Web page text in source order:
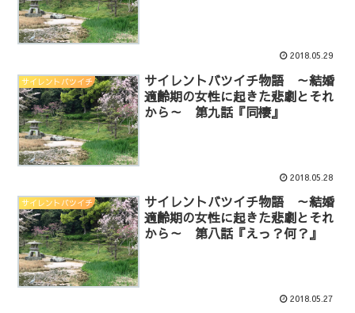
2018.05.29
サイレントバツイチ
サイレントバツイチ物語 ～結婚
適齢期の女性に起きた悲劇とそれ
から～ 第九話『同棲』
2018.05.28
サイレントバツイチ
サイレントバツイチ物語 ～結婚
適齢期の女性に起きた悲劇とそれ
から～ 第八話『えっ？何？』
2018.05.27